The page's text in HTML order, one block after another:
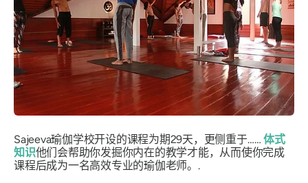
Sajeeva瑜伽学校开设的课程为期29天，更侧重于……体式
知识他们会帮助你发掘你内在的教学才能，从而使你完成
课程后成为一名高效专业的瑜伽老师。.